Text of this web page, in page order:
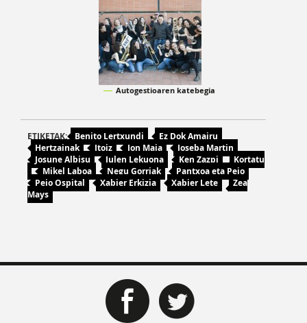
Autogestioaren katebegia
ETIKETAK: Benito Lertxundi
Ez Dok Amairu
Hertzainak
Itoiz Jon Maia
Joseba Martin
Josune Albisu
Julen Lekuona Ken Zazpi
Kortatu
Mikel Laboa
Negu Gorriak
Pantxoa eta Peio
Peio Ospital
Xabier Erkizia Xabier Lete
Zea
Mays